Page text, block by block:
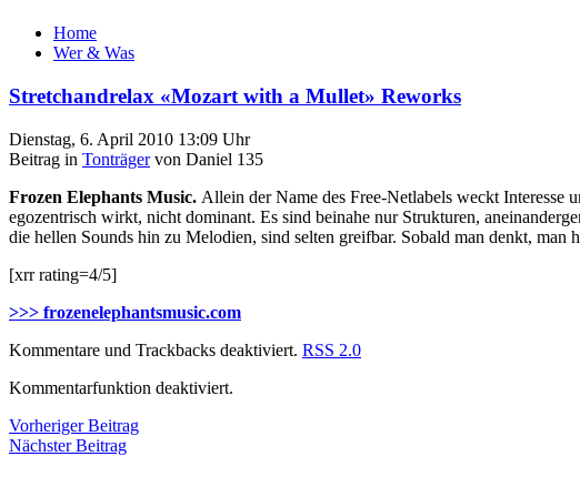
Home
Wer & Was
Stretchandrelax «Mozart with a Mullet» Reworks
Dienstag, 6. April 2010 13:09 Uhr
Beitrag in Tonträgervon Daniel 135
Frozen Elephants Music. Allein der Name des Free-Netlabels weckt Interesse
egozentrisch wirkt, nicht dominant. Es sind beinahe nur Strukturen,
die hellen Sounds hin zu Melodien, sind selten greifbar. Sobald man denkt, man
[xrr rating=4/5]
>>> frozenelephantsmusic.com
Kommentare und Trackbacks deaktiviert. RSS 2.0
Kommentarfunktion deaktiviert.
Vorheriger Beitrag
Nächster Beitrag